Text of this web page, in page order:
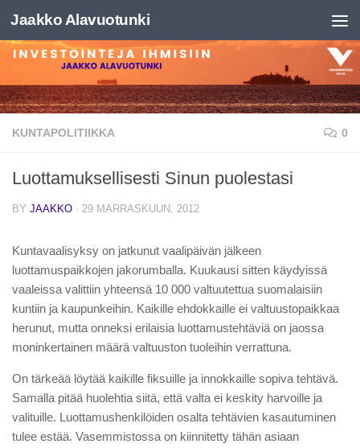
Skip to content
Jaakko Alavuotunki
KUNTAPOLITIIKKA 0
Luottamuksellisesti Sinun puolestasi
BY JAAKKO · 29 MARRASKUUN, 2012
Kuntavaalisyksy on jatkunut vaalipäivän jälkeen
luottamuspaikkojen jakorumballa. Kuukausi sitten käydyissä
vaaleissa valittiin yhteensä 10 000 valtuutettua suomalaisiin
kuntiin ja kaupunkeihin. Kaikille ehdokkaille ei valtuustopaikkaa
herunut, mutta onneksi erilaisia luottamustehtäviä on jaossa
moninkertainen määrä valtuuston tuoleihin verrattuna.
On tärkeää löytää kaikille fiksuille ja innokkaille sopiva tehtävä.
Samalla pitää huolehtia siitä, että valta ei keskity harvoille ja
valituille. Luottamushenkilöiden osalta tehtävien kasautuminen
tulee estää. Vasemmistossa on kiinnitetty tähän asiaan